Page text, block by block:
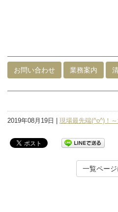
お問い合わせ 業務案内
2019年08月19日 | 現場最先端(^o^)！
一覧ページ